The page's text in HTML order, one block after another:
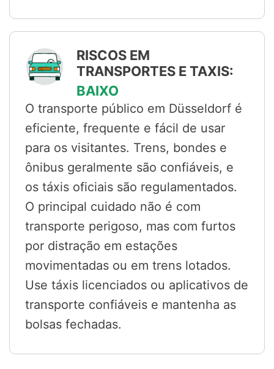
RISCOS EM
TRANSPORTES E TAXIS:
BAIXO
O transporte público em Düsseldorf é
eficiente, frequente e fácil de usar
para os visitantes. Trens, bondes e
ônibus geralmente são confiáveis, e
os táxis oficiais são regulamentados.
O principal cuidado não é com
transporte perigoso, mas com furtos
por distração em estações
movimentadas ou em trens lotados.
Use táxis licenciados ou aplicativos de
transporte confiáveis e mantenha as
bolsas fechadas.